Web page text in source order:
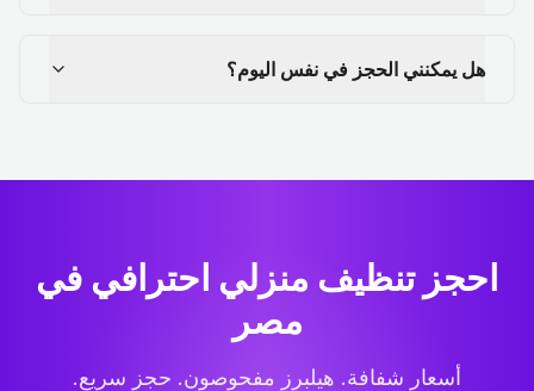
هل يمكنني الحجز في نفس اليوم؟
احجز تنظيف منزلي احترافي في
مصر
أسعار شفافة. هيلبرز مفحوصون. حجز سريع.